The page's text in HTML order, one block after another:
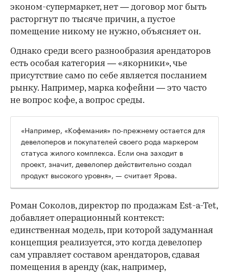
эконом-супермаркет, нет — договор мог быть
расторгнут по тысяче причин, а пустое
помещение никому не нужно, объясняет он.
Однако среди всего разнообразия арендаторов
есть особая категория — «якорники», чье
присутствие само по себе является посланием
рынку. Например, марка кофейни — это часто
не вопрос кофе, а вопрос среды.
«Например, «Кофемания» по-прежнему остается для
девелоперов и покупателей своего рода маркером
статуса жилого комплекса. Если она заходит в
проект, значит, девелопер действительно создал
продукт высокого уровня», — считает Ярова.
Роман Соколов, директор по продажам Est-a-Tet,
добавляет операционный контекст:
единственная модель, при которой задуманная
концепция реализуется, это когда девелопер
сам управляет составом арендаторов, сдавая
помещения в аренду (как, например,